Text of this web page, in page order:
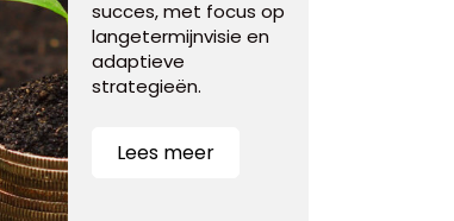
succes, met focus op
langetermijnvisie en
adaptieve
strategieën.
Lees meer